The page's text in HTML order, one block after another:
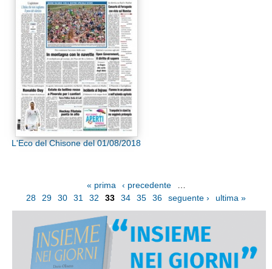
L'Eco del Chisone del 01/08/2018
« prima ‹ precedente
28
29 30 31 32 33 34 35 36 seguente › ultima »